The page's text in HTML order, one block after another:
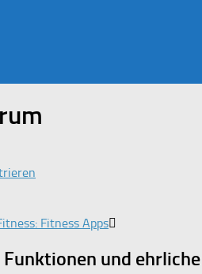
Fitness Apps
und